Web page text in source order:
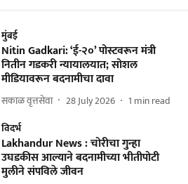
मुंबई
Nitin Gadkari: ‘ई-२०’ पोस्टवरून मंत्री
नितीन गडकरी न्यायालयात; सोशल
मीडियावरून बदनामीचा दावा
सकाळ वृत्तसेवा 28 July 2026 1 min read
विदर्भ
Lakhandur News : चोरीचा गुन्हा
उघडकीस आल्याने बदनामीच्या भीतीपोटी
मुलीने संपविले जीवन